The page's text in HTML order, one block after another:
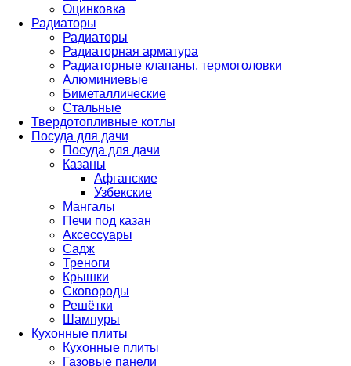
Оцинковка
Радиаторы
Радиаторы
Радиаторная арматура
Радиаторные клапаны, термоголовки
Алюминиевые
Биметаллические
Стальные
Твердотопливные котлы
Посуда для дачи
Посуда для дачи
Казаны
Афганские
Узбекские
Мангалы
Печи под казан
Аксессуары
Садж
Треноги
Крышки
Сковороды
Решётки
Шампуры
Кухонные плиты
Кухонные плиты
Газовые панели